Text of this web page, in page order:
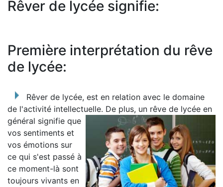
Rêver de lycée signifie:
Première interprétation du rêve
de lycée:
Rêver de lycée, est en relation avec le domaine
de l'activité intellectuelle. De plus, un rêve de lycée en
général signifie que
vos sentiments et
vos émotions sur
ce qui s'est passé à
ce moment-là sont
toujours vivants en